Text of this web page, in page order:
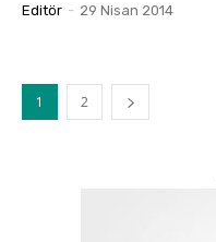
Editör - 29 Nisan 2014
1 2